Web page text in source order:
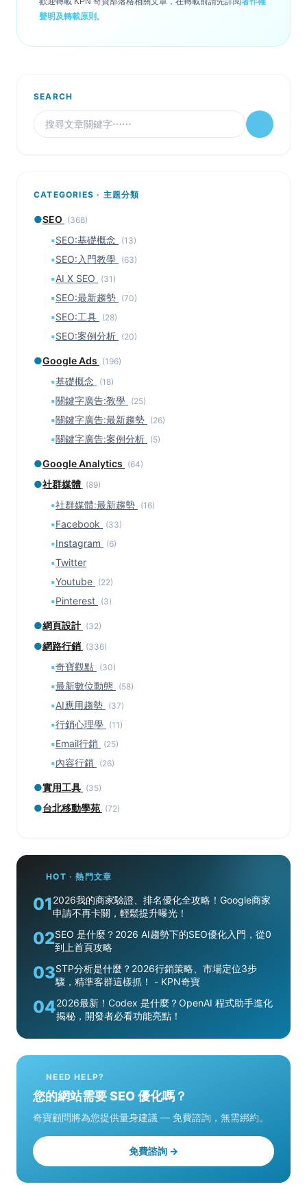
聲明及轉載原則 。
SEARCH
CATEGORIES · 主題分類
●SEO (368)
▪SEO:基礎概念 (13)
▪SEO:入門教學 (63)
▪AI X SEO (31)
▪SEO:最新趨勢 (70)
▪SEO:工具 (28)
▪SEO:案例分析 (20)
●Google Ads (196)
▪基礎概念 (18)
▪關鍵字廣告:教學 (25)
▪關鍵字廣告:最新趨勢 (26)
▪關鍵字廣告:案例分析 (5)
●Google Analytics (64)
●社群媒體 (89)
▪社群媒體:最新趨勢 (16)
▪Facebook (33)
▪Instagram (6)
▪Twitter
▪Youtube (22)
▪Pinterest (3)
●網頁設計 (32)
●網路行銷 (336)
▪奇寶觀點 (30)
▪最新數位動態 (58)
▪AI應用趨勢 (37)
▪行銷心理學 (11)
▪Email行銷 (25)
▪內容行銷 (26)
●實用工具 (35)
●台北移動學苑 (72)
HOT · 熱門文章
012026我的商家驗證、排名優化全攻略！Google商家
申請不再卡關，輕鬆提升曝光！
02SEO 是什麼？2026 AI趨勢下的SEO優化入門，從0
到上首頁攻略
03STP分析是什麼？2026行銷策略、市場定位3步
驟，精準客群這樣抓！ - KPN奇寶
042026最新！Codex 是什麼？OpenAI 程式助手進化
揭秘，開發者必看功能亮點！
NEED HELP?
您的網站需要 SEO 優化嗎？
奇寶顧問將為您提供量身建議 — 免費諮詢，無需綁約。
免費諮詢 →